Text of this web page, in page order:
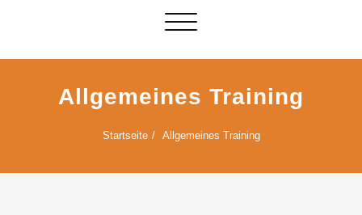
Schalte
Allgemeines Training
Startseite Allgemeines Training